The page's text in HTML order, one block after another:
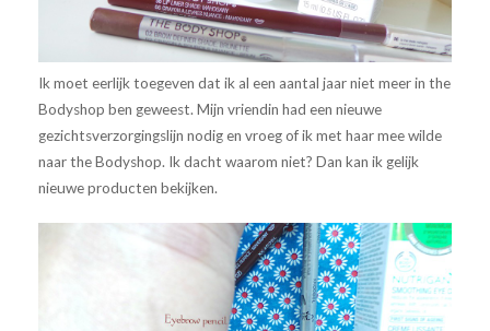
Ik moet eerlijk toegeven dat ik al een aantal jaar niet meer in the
Bodyshop ben geweest. Mijn vriendin had een nieuwe
gezichtsverzorgingslijn nodig en vroeg of ik met haar mee wilde
naar the Bodyshop. Ik dacht waarom niet? Dan kan ik gelijk
nieuwe producten bekijken.